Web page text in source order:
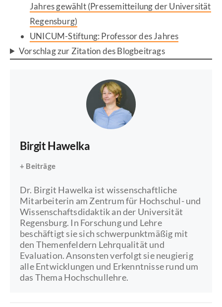
Jahres gewählt (Pressemitteilung der Universität
Regensburg)
UNICUM-Stiftung: Professor des Jahres
Vorschlag zur Zitation des Blogbeitrags
Birgit Hawelka
+ Beiträge
Dr. Birgit Hawelka ist wissenschaftliche
Mitarbeiterin am Zentrum für Hochschul- und
Wissenschaftsdidaktik an der Universität
Regensburg. In Forschung und Lehre
beschäftigt sie sich schwerpunktmäßig mit
den Themenfeldern Lehrqualität und
Evaluation. Ansonsten verfolgt sie neugierig
alle Entwicklungen und Erkenntnisse rund um
das Thema Hochschullehre.